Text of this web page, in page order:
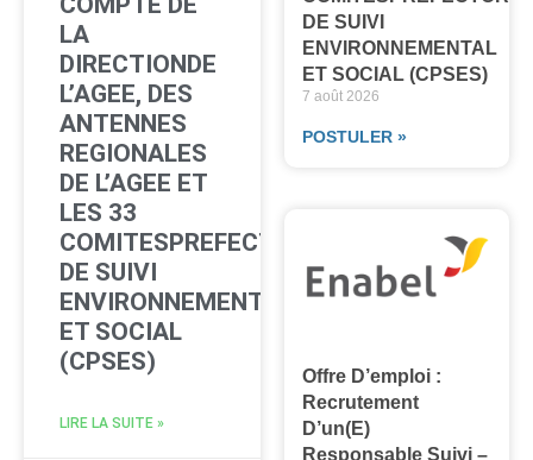
LA
DIRECTIONDE
L’AGEE, DES
ANTENNES
REGIONALES
DE L’AGEE ET
LES 33
COMITESPREFECTORAUX
DE SUIVI
ENVIRONNEMENTAL
ET SOCIAL
(CPSES)
LIRE LA SUITE »
DE SUIVI
ENVIRONNEMENTAL
ET SOCIAL (CPSES)
7 août 2026
POSTULER »
Offre D’emploi :
Recrutement
D’un(e)
Responsable Suivi –